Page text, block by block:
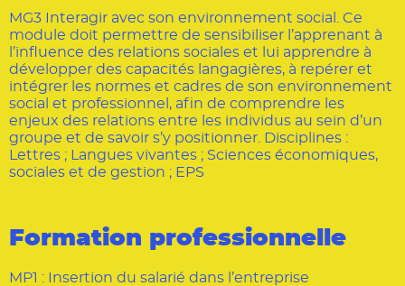
Les métiers
MG3 Interagir avec son environnement social. Ce
module doit permettre de sensibiliser l’apprenant à
l’influence des relations sociales et lui apprendre à
développer des capacités langagières, à repérer et
intégrer les normes et cadres de son environnement
social et professionnel, afin de comprendre les
enjeux des relations entre les individus au sein d’un
groupe et de savoir s’y positionner. Disciplines :
Lettres ; Langues vivantes ; Sciences économiques,
sociales et de gestion ; EPS
Formation professionnelle
MP1 : Insertion du salarié dans l’entreprise